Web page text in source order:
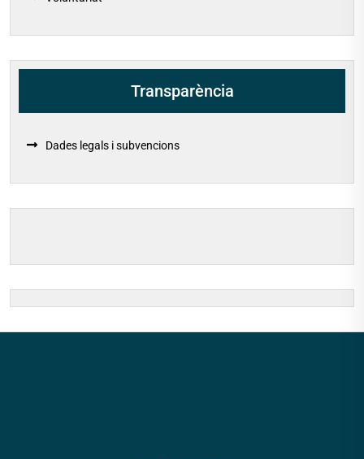
Transparència
Dades legals i subvencions